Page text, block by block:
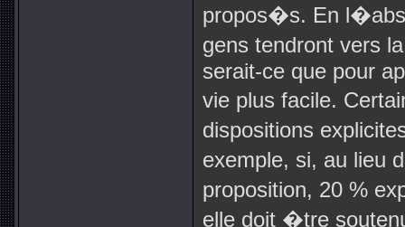
propos�s. En
gens tendront vers
serait-ce que pour
vie plus facile.
dispositions
exemple, si, au lieu
proposition, 20 %
elle doit �tre